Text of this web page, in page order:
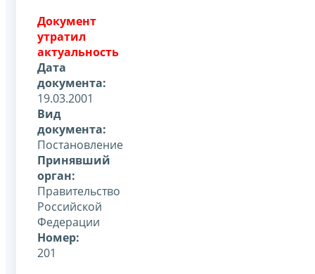
Документ
утратил
актуальность
Дата
документа:
19.03.2001
Вид
документа:
Постановление
Принявший
орган:
Правительство
Российской
Федерации
Номер:
201